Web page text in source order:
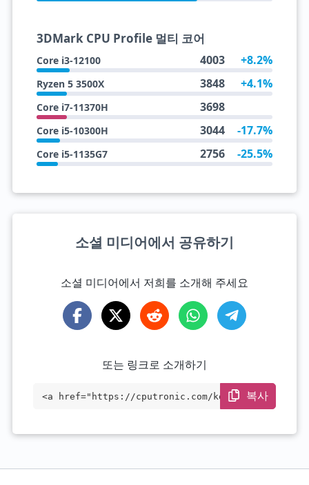
3DMark CPU Profile 멀티 코어
Core i3-12100 4003 +8.2%
Ryzen 5 3500X 3848 +4.1%
Core i7-11370H 3698
Core i5-10300H 3044 -17.7%
Core i5-1135G7 2756 -25.5%
소셜 미디어에서 공유하기
소셜 미디어에서 저희를 소개해 주세요
또는 링크로 소개하기
<a href="https://cputronic.com/ko/cpu/in
복사